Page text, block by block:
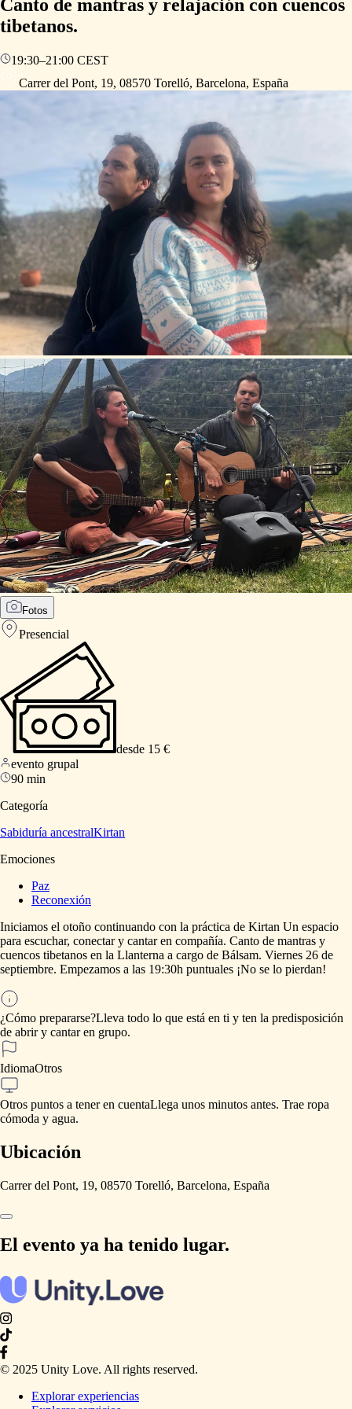
Canto de mantras y relajación con cuencos
tibetanos.
19:30–21:00 CEST
Carrer del Pont, 19, 08570 Torelló, Barcelona, España
Fotos
Presencial
desde 15 €
evento grupal
90 min
Categoría
Sabiduría ancestralKirtan
Emociones
Paz
Reconexión
Iniciamos el otoño continuando con la práctica de Kirtan Un espacio
para escuchar, conectar y cantar en compañía. Canto de mantras y
cuencos tibetanos en la Llanterna a cargo de Bálsam. Viernes 26 de
septiembre. Empezamos a las 19:30h puntuales ¡No se lo pierdan!
¿Cómo prepararse?Lleva todo lo que está en ti y ten la predisposición
de abrir y cantar en grupo.
IdiomaOtros
Otros puntos a tener en cuentaLlega unos minutos antes. Trae ropa
cómoda y agua.
Ubicación
Carrer del Pont, 19, 08570 Torelló, Barcelona, España
El evento ya ha tenido lugar.
© 2025 Unity Love. All rights reserved.
Explorar experiencias